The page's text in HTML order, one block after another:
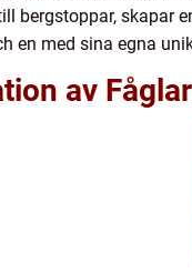
bergstoppar, skapar
en med sina egna
av